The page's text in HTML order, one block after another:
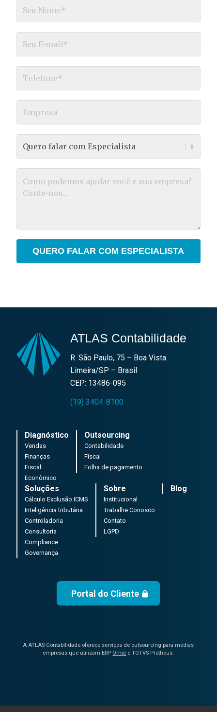
ATLAS Contabilidade
R. São Paulo, 75 – Boa Vista
Limeira/SP – Brasil
CEP: 13486-095
(19) 3404-8100
Diagnóstico
Vendas
Finanças
Fiscal
Econômico
Outsourcing
Contabilidade
Fiscal
Folha de pagamento
Soluções
Cálculo Exclusão ICMS
Inteligência tributária
Controladoria
Consultoria
Compliance
Governança
Sobre
Institucional
Trabalhe Conosco
Contato
LGPD
Blog
Portal do Cliente
A ATLAS Contabilidade oferece serviços de outsourcing para médias
empresas que utilizam ERP Omie e TOTVS Protheus.